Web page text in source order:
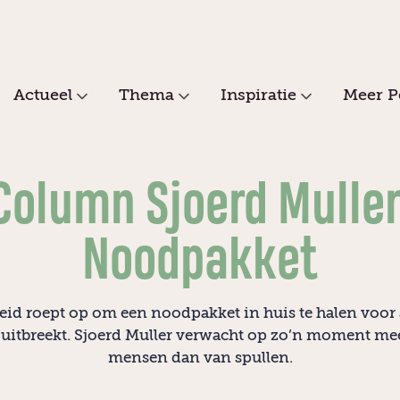
Actueel Thema Inspiratie Meer
Sjoerd
Noodpakket
roept op om een noodpakket in huis te halen voor
Sjoerd Muller verwacht op zo’n moment
mensen dan van spullen.